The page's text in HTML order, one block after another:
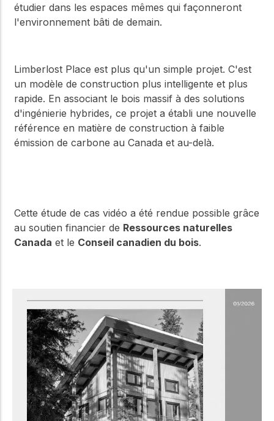
étudier dans les espaces mêmes qui façonneront
l'environnement bâti de demain.
Limberlost Place est plus qu'un simple projet. C'est
un modèle de construction plus intelligente et plus
rapide. En associant le bois massif à des solutions
d'ingénierie hybrides, ce projet a établi une nouvelle
référence en matière de construction à faible
émission de carbone au Canada et au-delà.
Cette étude de cas vidéo a été rendue possible grâce
au soutien financier de Ressources naturelles
Canada et le Conseil canadien du bois.